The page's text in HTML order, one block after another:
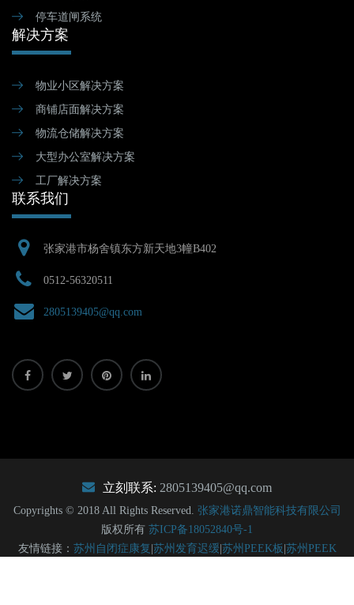
停车道闸系统
解决方案
物业小区解决方案
商铺店面解决方案
物流仓储解决方案
大型办公室解决方案
工厂解决方案
联系我们
张家港市杨舍镇东方新天地3幢B402
0512-56320511
2805139405@qq.com
立刻联系: 2805139405@qq.com
Copyrights © 2018 All Rights Reserved. 张家港诺鼎智能科技有限公司
版权所有 苏ICP备18052840号-1
友情链接： 苏州自闭症康复 苏州发育迟缓| 苏州PEEK板 苏州PEEK